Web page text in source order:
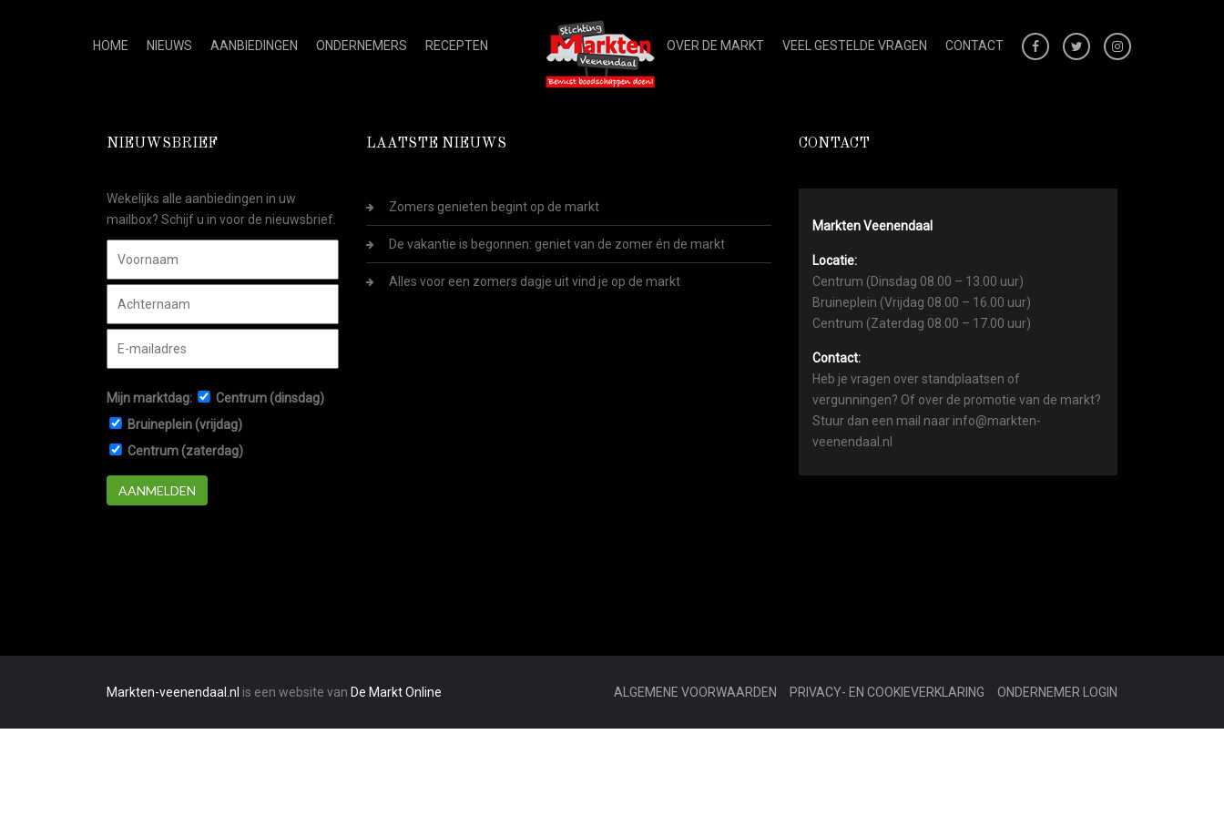
HOME NIEUWS AANBIEDINGEN ONDERNEMERS RECEPTEN OVER DE MARKT VEEL GESTELDE VRAGEN CONTACT
NIEUWSBRIEF
Wekelijks alle aanbiedingen in uw
mailbox? Schijf u in voor de nieuwsbrief.
Mijn marktdag:
Centrum (dinsdag)
Bruineplein (vrijdag)
Centrum (zaterdag)
AANMELDEN
LAATSTE NIEUWS
Zomers genieten begint op de markt
De vakantie is begonnen: geniet van de zomer én de markt
Alles voor een zomers dagje uit vind je op de markt
CONTACT
Markten Veenendaal
Locatie:
Centrum (Dinsdag 08.00 – 13.00 uur)
Bruineplein (Vrijdag 08.00 – 16.00 uur)
Centrum (Zaterdag 08.00 – 17.00 uur)
Contact:
Heb je vragen over standplaatsen of
vergunningen? Of over de promotie van de markt?
Stuur dan een mail naar info@markten-
veenendaal.nl
Markten-veenendaal.nl is een website van De Markt Online ALGEMENE VOORWAARDEN PRIVACY- EN COOKIEVERKLARING ONDERNEMER LOGIN